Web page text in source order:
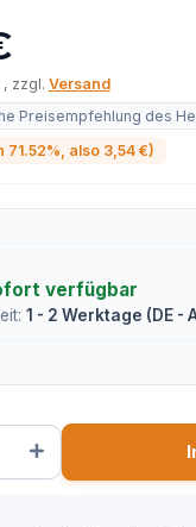
, zzgl. Versand
Preisempfehlung des
71.52% , also 3,54 €)
verfügbar
1 - 2 Werktage (DE -